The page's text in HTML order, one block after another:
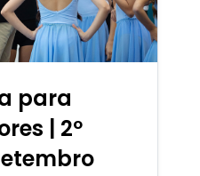
para
| 2º